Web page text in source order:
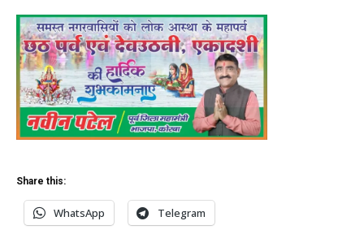
Share this:
WhatsApp Telegram